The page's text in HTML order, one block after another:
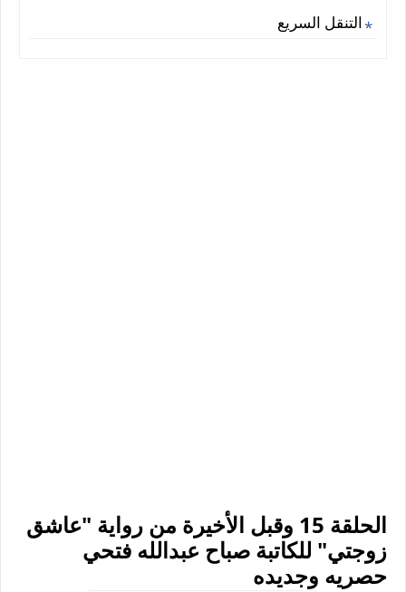
التنقل السريع
الحلقة 15 وقبل الأخيرة من رواية "عاشق
زوجتي" للكاتبة صباح عبدالله فتحي
حصريه وجديده